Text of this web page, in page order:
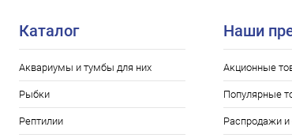
Каталог
Аквариумы и тумбы для них
Рыбки
Рептилии
Наши
Акционные
Популярные
Распродажи и